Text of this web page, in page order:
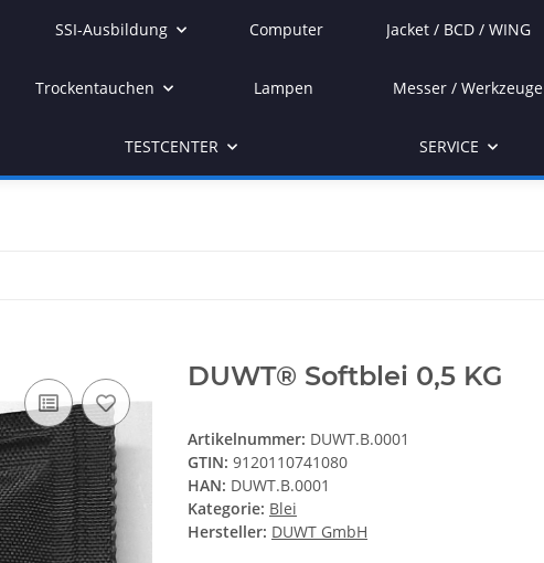
SSI-Ausbildung Computer Jacket / BCD / WING
Trockentauchen Lampen Messer / Werkzeuge
TESTCENTER SERVICE
DUWT® Softblei 0,5 KG
Artikelnummer: DUWT.B.0001
GTIN: 9120110741080
HAN: DUWT.B.0001
Kategorie: Blei
Hersteller: DUWT GmbH